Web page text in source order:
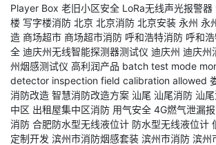
Player Box 老旧小区安全 LoRa无线声光报警器
楼 写字楼消防 北京 北京消防 北京安装 永州 永
造 商场超市 商场超市消防 呼和浩特消防 呼和
全 迪庆州无线智能探测器测试仪 迪庆州 迪庆州
州烟感测试仪 高利润产品 batch test mode
detector inspection field calibration allowed
消防改造 智慧消防改造方案 汕尾 汕尾消防 汕
中区 出租屋集中区消防 用气安全 4G燃气泄漏
消防 合肥防水型无线液位计 防水型无线液位计
定制开发 滨州市消防烟感套装 滨州市消防 滨州